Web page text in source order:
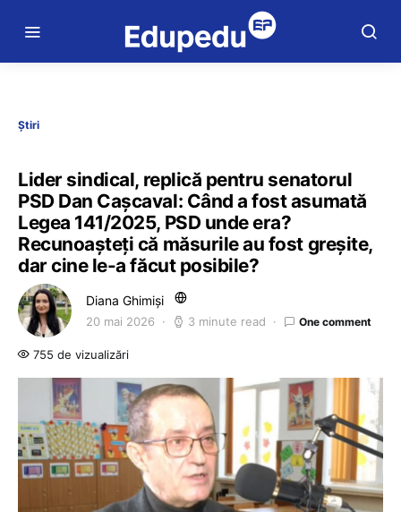
Știri
Lider sindical, replică pentru senatorul
PSD Dan Cașcaval: Când a fost asumată
Legea 141/2025, PSD unde era?
Recunoașteți că măsurile au fost greșite,
dar cine le-a făcut posibile?
Diana Ghimiși
20 mai 2026 3 minute read One comment
755 de vizualizări